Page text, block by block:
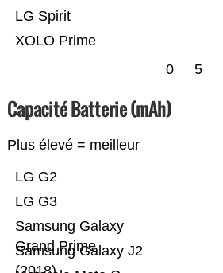
XOLO Prime
LG Spirit
0 5
Capacité Batterie (mAh)
Plus élevé = meilleur
Samsung Galaxy J2
Samsung Galaxy
Grand Prime
LG G3
LG G2